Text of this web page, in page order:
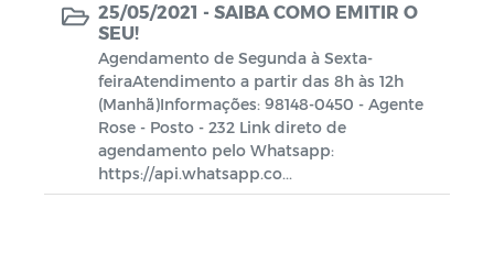
AGENDAMENTO DO RG DIGITAL -
CASSERENGUE-PB
Contratação Direta
25/05/2021 - SAIBA COMO EMITIR O
SEU!
Agendamento de Segunda à Sexta-
feiraAtendimento a partir das 8h às 12h
(Manhã)Informações: 98148-0450 - Agente
Rose - Posto - 232 Link direto de
agendamento pelo Whatsapp:
https://api.whatsapp.co...